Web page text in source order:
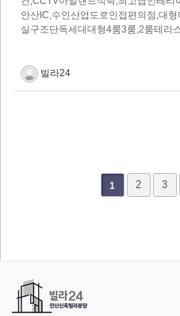
안산IC,수인산업도로인접편의점,대
실구조단독세대대형4룸3룸,2룸테
빌라24
1 2 3